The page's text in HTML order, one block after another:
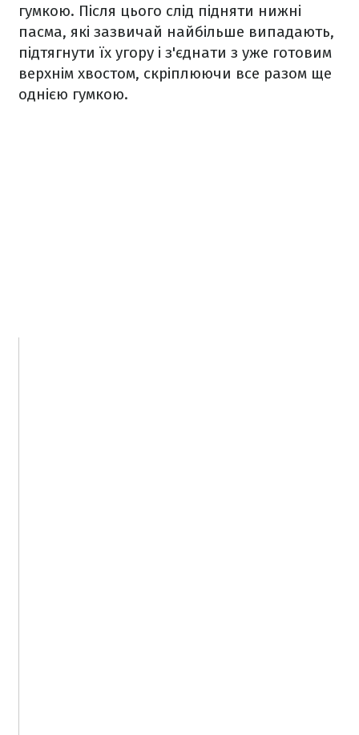
гумкою. Після цього слід підняти нижні
пасма, які зазвичай найбільше випадають,
підтягнути їх угору і з'єднати з уже готовим
верхнім хвостом, скріплюючи все разом ще
однією гумкою.